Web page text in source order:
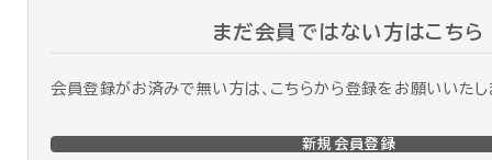
まだ会員ではない方はこちら
会員登録がお済みで無い方は、こちらから登録をお願いいたし
新規会員登録